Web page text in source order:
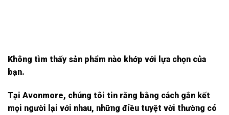
Không tìm thấy sản phẩm nào khớp với lựa chọn của
bạn.
Tại Avonmore, chúng tôi tin rằng bằng cách gắn kết
mọi người lại với nhau, những điều tuyệt vời thường có